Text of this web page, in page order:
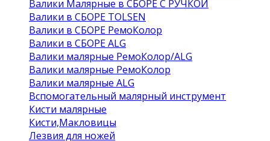
Валики Малярные в СБОРЕ С РУЧКОЙ
Валики в СБОРЕ TOLSEN
Валики в СБОРЕ РемоКолор
Валики в СБОРЕ ALG
Валики малярные РемоКолор/ALG
Валики малярные РемоКолор
Валики малярные ALG
Вспомогательный малярный инструмент
Кисти малярные
Кисти,Макловицы
Лезвия для ножей